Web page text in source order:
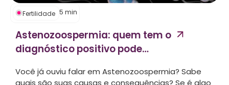
Fertilidade 5 min
Astenozoospermia: quem tem o
diagnóstico positivo pode
Você já ouviu falar em Astenozoospermia? Sabe
quais são suas causas e consequências? Se é algo